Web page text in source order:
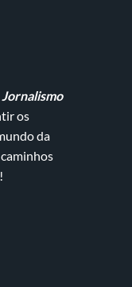
Jornalismo
os
da